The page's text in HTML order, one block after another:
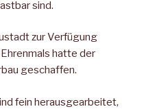
sind.
zur Verfügung
hatte der
geschaffen.
fein herausgearbeitet,